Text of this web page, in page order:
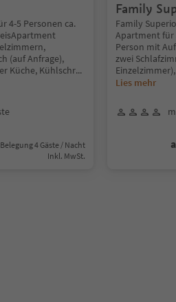
4-5 Personen ca.
(auf Anfrage),
Küche, Kühlschr...
4 Gäste / Nacht
Inkl. MwSt.
Family
Family
Apartment für
Person mit
zwei
Lies mehr